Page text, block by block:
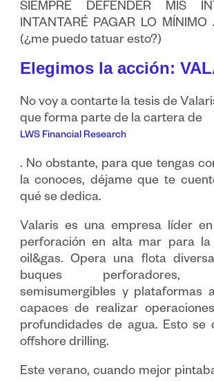
SIEMPRE DEFENDER MIS
INTANTARÉ PAGAR LO MÍNIMO
(¿me puedo tatuar esto?)
Elegimos la acción:
No voy a contarte la tesis de
que forma parte de la cartera de
LWS Financial Research
. No obstante, para que tengas
la conoces, déjame que te
qué se dedica.
Valaris es una empresa líder
perforación en alta mar para la
oil&gas. Opera una flota
buques perforadores,
semisumergibles y plataformas
capaces de realizar
profundidades de agua. Esto se
offshore drilling.
Este verano, cuando mejor